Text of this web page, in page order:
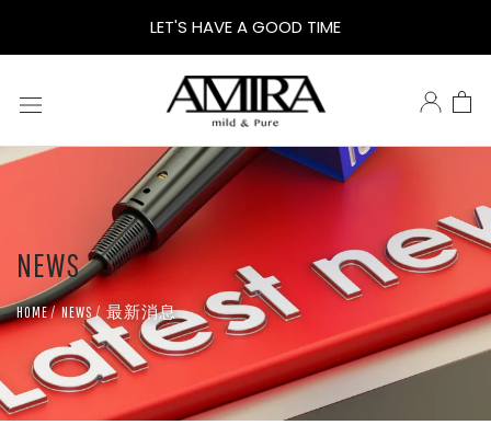
鵝
米
樂
身
體
LET'S HAVE A GOOD TIME
NEWS
HOME NEWS 最新消息